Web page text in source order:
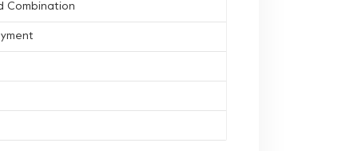
Combination